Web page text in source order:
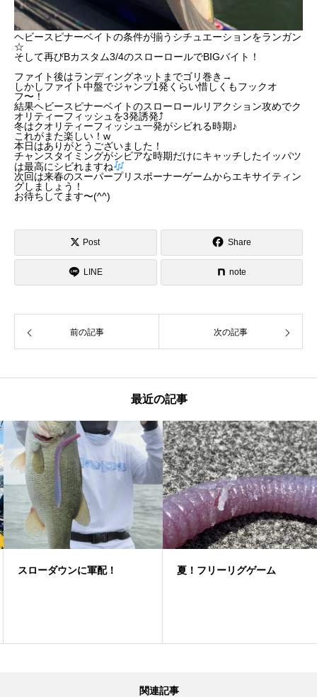
ヘビースピナーベイトの条件が揃うシチュエーションをランガン
☆
そして再びBカスタム3/4のスローロールでBIGバイト！
ファイト後はランディングネットまでゴリ巻き→
しかしファイト中盤でジャンプ1発くらい惜しくもフックオ
フ〜！
結果ヘビースピナーベイトのスローロールリアクション攻めでク
オリティーフィッシュを3発誘発⤴︎
冬はクオリティーフィッシュ一発がシビれる時期♪
これがまた楽しい！w
本日はありがとうございました！
チャンスタイミングがシビアな時期だけにキャッチしたイッパツ
は最高にシビれますね
次回は来春のスーパープリスポーナーゲームからエキサイティン
グしましょう！
お待ちしてます〜(^^)
Post Share
LINE note
前の記事 次の記事
最近の記事
スローダウンに軍配！ 夏！フリーリグゲーム
関連記事